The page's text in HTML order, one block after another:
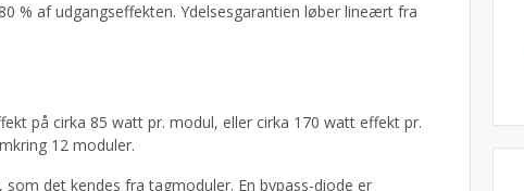
% af udgangseffekten. Ydelsesgarantien løber lineært fra
på cirka 85 watt pr. modul, eller cirka 170 watt effekt pr.
12 moduler.
det kendes fra tagmoduler. En bypass-diode er